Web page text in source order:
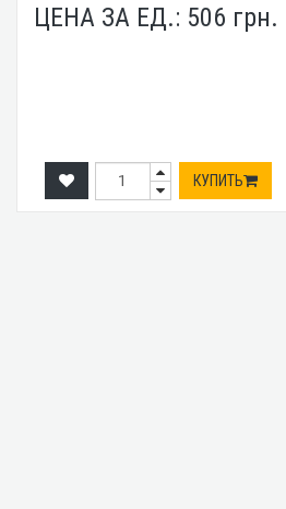
ЦЕНА ЗА ЕД.: 506 грн.
КУПИТЬ